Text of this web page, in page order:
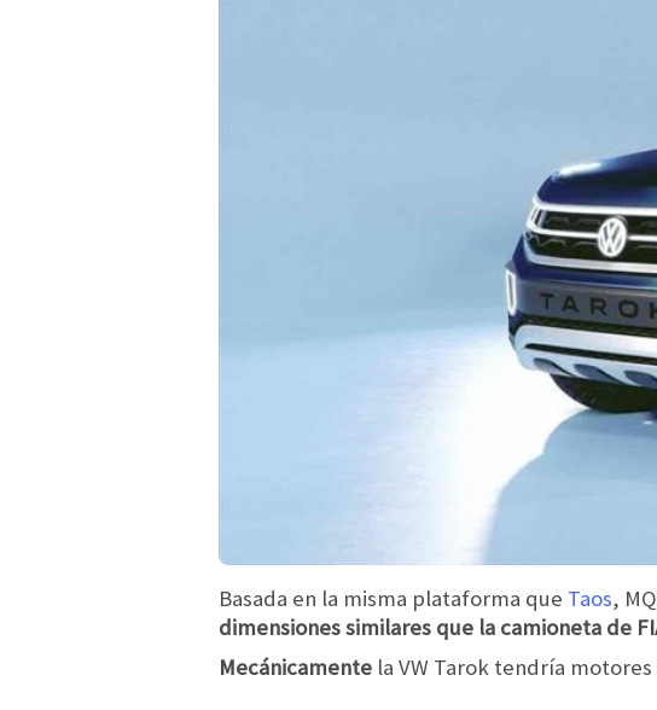
Basada en la misma plataforma que Taos,
dimensiones similares que la camioneta de
Mecánicamente la VW Tarok tendría